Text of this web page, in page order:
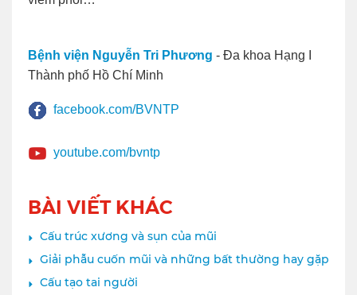
Bệnh viện Nguyễn Tri Phương - Đa khoa Hạng I
Thành phố Hồ Chí Minh
facebook.com/BVNTP
youtube.com/bvntp
BÀI VIẾT KHÁC
Cấu trúc xương và sụn của mũi
Giải phẫu cuốn mũi và những bất thường hay gặp
Cấu tạo tai người